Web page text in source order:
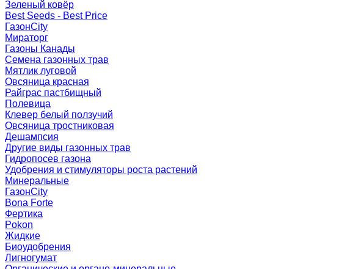
Зеленый ковёр
Best Seeds - Best Price
ГазонCity
Мираторг
Газоны Канады
Семена газонных трав
Мятлик луговой
Овсяница красная
Райграс пастбищный
Полевица
Клевер белый ползучий
Овсяница тростниковая
Дешампсия
Другие виды газонных трав
Гидропосев газона
Удобрения и стимуляторы роста растений
Минеральные
ГазонCity
Bona Forte
Фертика
Pokon
Жидкие
Биоудобрения
Лигногумат